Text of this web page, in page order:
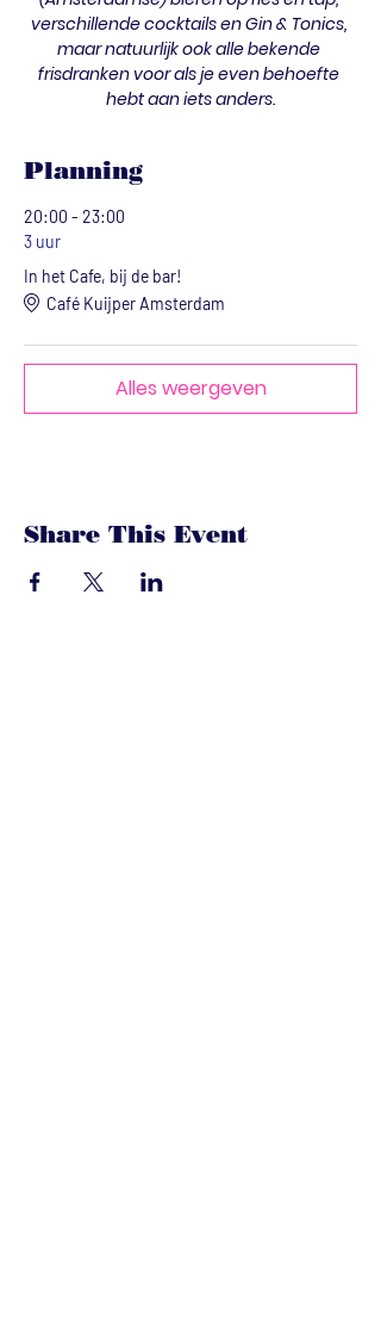
verschillende cocktails en Gin & Tonics,
maar natuurlijk ook alle bekende
frisdranken voor als je even behoefte
hebt aan iets anders.
Planning
20:00 - 23:00
3 uur
In het Cafe, bij de bar!
Café Kuijper Amsterdam
Alles weergeven
Share This Event